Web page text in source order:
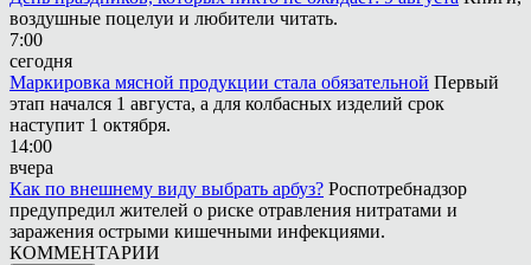
воздушные поцелуи и любители читать.
7:00
сегодня
Маркировка мясной продукции стала обязательной Первый
этап начался 1 августа, а для колбасных изделий срок
наступит 1 октября.
14:00
вчера
Как по внешнему виду выбрать арбуз? Роспотребнадзор
предупредил жителей о риске отравления нитратами и
заражения острыми кишечными инфекциями.
КОММЕНТАРИИ